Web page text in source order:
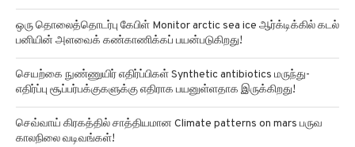
ஒரு தொலைத்தொடர்பு கேபிள் Monitor arctic sea ice ஆர்க்டிக்கில் கடல்
பனியின் அளவைக் கண்காணிக்கப் பயன்படுகிறது!
செயற்கை நுண்ணுயிர் எதிர்ப்பிகள் Synthetic antibiotics மருந்து-
எதிர்ப்பு சூப்பர்பக்குகளுக்கு எதிராக பயனுள்ளதாக இருக்கிறது!
செவ்வாய் கிரகத்தில் சாத்தியமான Climate patterns on mars பருவ
காலநிலை வடிவங்கள்!